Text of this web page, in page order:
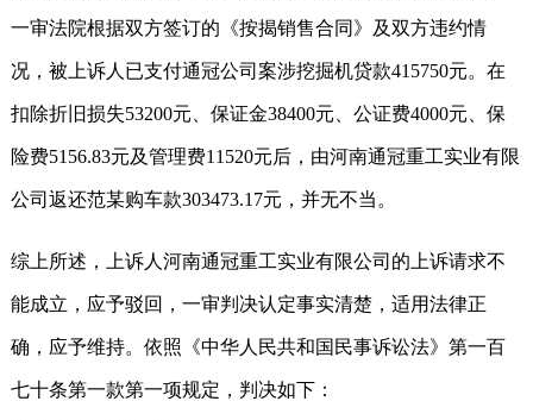
一审法院根据双方签订的《按揭销售合同》及双方违约情
况，被上诉人已支付通冠公司案涉挖掘机贷款415750元。在
扣除折旧损失53200元、保证金38400元、公证费4000元、保
险费5156.83元及管理费11520元后，由河南通冠重工实业有限
公司返还范某购车款303473.17元，并无不当。
综上所述，上诉人河南通冠重工实业有限公司的上诉请求不
能成立，应予驳回，一审判决认定事实清楚，适用法律正
确，应予维持。依照《中华人民共和国民事诉讼法》第一百
七十条第一款第一项规定，判决如下：